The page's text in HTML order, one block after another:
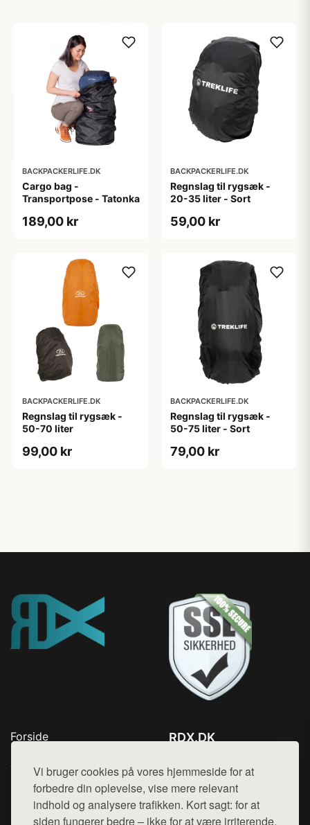
Vi bruger cookies på vores hjemmeside for at
forbedre din oplevelse, vise mere relevant
indhold og analysere trafikken. Kort sagt: for at
siden fungerer bedre – ikke for at være irriterende.
BACKPACKERLIFE.DK
Cargo bag -
Transportpose - Tatonka
189,00 kr
BACKPACKERLIFE.DK
Regnslag til rygsæk -
20-35 liter - Sort
59,00 kr
BACKPACKERLIFE.DK
Regnslag til rygsæk -
50-70 liter
99,00 kr
BACKPACKERLIFE.DK
Regnslag til rygsæk -
50-75 liter - Sort
79,00 kr
Forside
Top Rabatter
Blog
Kontakt
RDX.DK
Mail: hej@want.dk
Cookie- og privatlivspolitik